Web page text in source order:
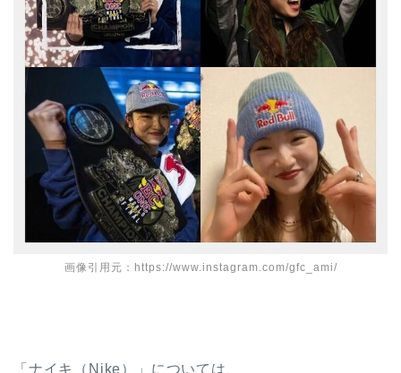
画像引用元：https://www.instagram.com/gfc_ami/
「ナイキ（Nike）」については、